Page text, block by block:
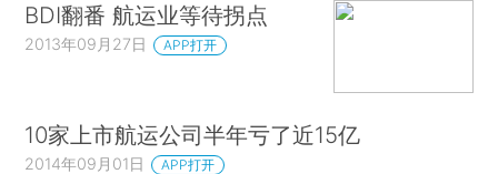
BDI翻番 航运业等待拐点
2013年09月27日 APP打开
10家上市航运公司半年亏了近15亿
2014年09月01日 APP打开